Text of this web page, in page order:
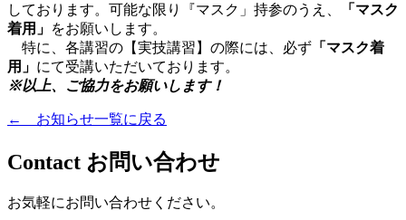
しております。可能な限り『マスク」持参のうえ、
「マスク
着用」 をお願いします。
特に、各講習の【実技講習】の際には、必ず 「マスク着
用」 にて受講いただいております。
※以上、ご協力をお願いします！
← お知らせ一覧に戻る
Contact お問い合わせ
お気軽にお問い合わせください。